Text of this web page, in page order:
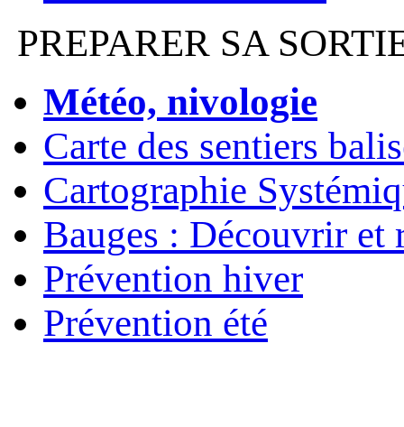
PREPARER SA
Météo, nivologie
Carte des sentiers
Cartographie
Bauges : Découvrir et
Prévention hiver
Prévention été